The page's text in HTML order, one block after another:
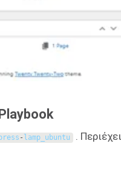
- lamp_ubuntu .